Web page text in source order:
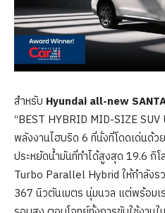
สำหรับ Hyundai all-new
“BEST HYBRID MID-SIZE
พลังงานไฮบริด 6 ที่นั่งที่โดดเด่นด้
ประหยัดน้ำมันที่ทำได้สูงสุด 19.6 กิ
Turbo Parallel Hybrid ให้กำลัง
367 นิวตันเมตร นุ่มนวล แต่พร้อมเ